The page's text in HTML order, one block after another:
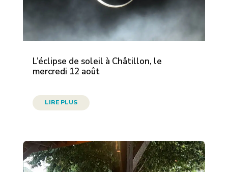
L’éclipse de soleil à Châtillon, le
mercredi 12 août
LIRE PLUS